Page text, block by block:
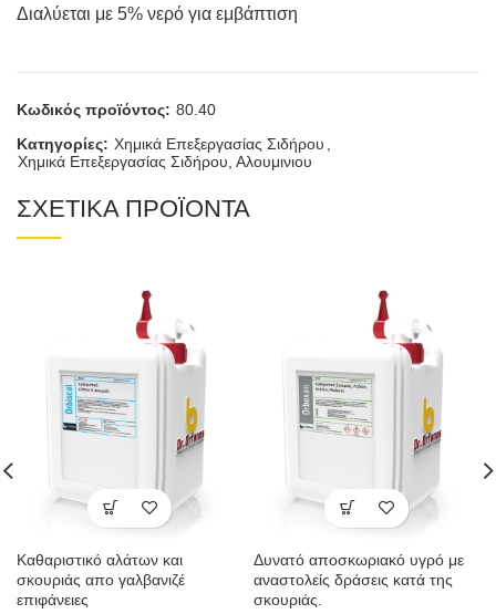
Διαλύεται με 5% νερό για εμβάπτιση
Κωδικός προϊόντος: 80.40
Κατηγορίες: Χημικά Επεξεργασίας Σιδήρου
Χημικά Επεξεργασίας Σιδήρου, Αλουμινιου
ΣΧΕΤΙΚΑ ΠΡΟΪΟΝΤΑ
Kαθαριστικό αλάτων και
σκουριάς απο γαλβανιζέ
επιφάνειες
Δυνατό αποσκωριακό υγρό με
αναστολείς δράσεις κατά της
σκουριάς.